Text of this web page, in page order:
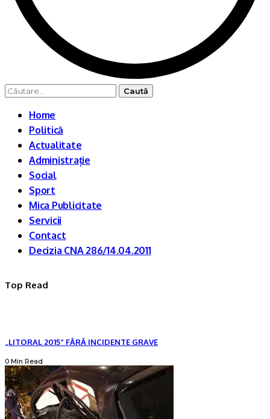
Caută
Home
Politică
Actualitate
Administrație
Social
Sport
Mica Publicitate
Servicii
Contact
Decizia CNA 286/14.04.2011
Top Read
„LITORAL 2015” FĂRĂ INCIDENTE GRAVE
0 Min Read